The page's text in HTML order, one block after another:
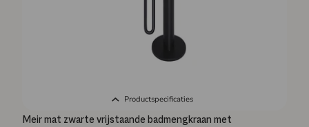
Productspecificaties
Meir mat zwarte vrijstaande badmengkraan met